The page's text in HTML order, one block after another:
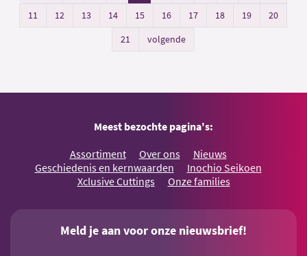
11
12 13 14 15 16 17 18 19
20
21
volgende
Meest bezochte pagina's:
Assortiment Over ons
Nieuws
Geschiedenis en kernwaarden
Inochio Seikoen
Xclusive Cuttings
Onze families
Meld je aan voor onze nieuwsbrief!